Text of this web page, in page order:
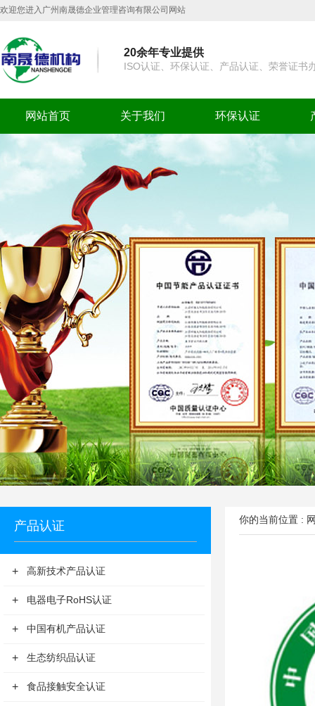
欢迎您进入广州南晟德企业管理咨询有限公司网站
20余年专业提供
ISO认证、环保认证、产品认证、荣誉证书
网站首页 关于我们 环保认证
产品认证
+ 高新技术产品认证
+ 电器电子RoHS认证
+ 中国有机产品认证
+ 生态纺织品认证
+ 食品接触安全认证
你的当前位置 :